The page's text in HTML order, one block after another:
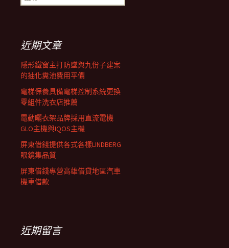
覽
列
尋
近期文章
隱形鐵窗主打防墜與九份子建案
的抽化糞池費用平價
電梯保養具備電梯控制系統更換
零組件洗衣店推薦
電動曬衣架品牌採用直流電機
GLO主機與IQOS主機
屏東借錢提供各式各樣LINDBERG
眼鏡集品質
屏東借錢專營高雄借貸地區汽車
機車借款
近期留言